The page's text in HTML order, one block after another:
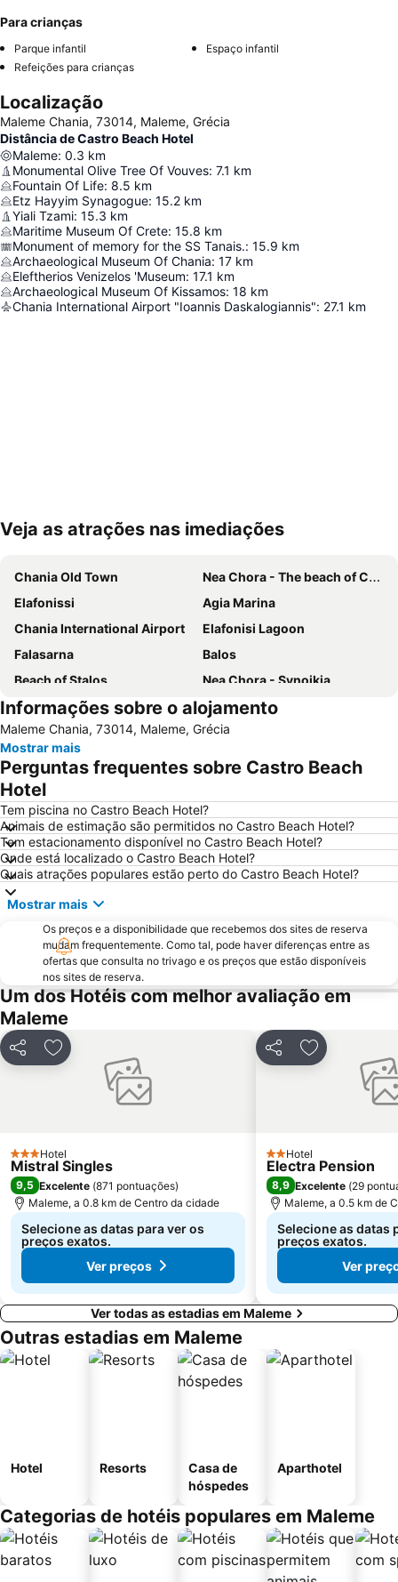
Para crianças
Parque infantil
Espaço infantil
Refeições para crianças
Localização
Maleme Chania, 73014, Maleme, Grécia
Distância de Castro Beach Hotel
Maleme: 0.3 km
Monumental Olive Tree Of Vouves: 7.1 km
Fountain Of Life: 8.5 km
Etz Hayyim Synagogue: 15.2 km
Yiali Tzami: 15.3 km
Maritime Museum Of Crete: 15.8 km
Monument of memory for the SS Tanais.: 15.9 km
Archaeological Museum Of Chania: 17 km
Eleftherios Venizelos 'Museum: 17.1 km
Archaeological Museum Of Kissamos: 18 km
Chania International Airport "Ioannis Daskalogiannis": 27.1 km
Ampliar mapa
Veja as atrações nas imediações
Chania Old Town
Nea Chora - The beach of Chania
Elafonissi
Agia Marina
Chania International Airport
Elafonisi Lagoon
Falasarna
Balos
Beach of Stalos
Nea Chora - Synoikia
Kolymbari
Lissos
Beach of Maleme
Halepa
Elafonisos
Kavros
Dikastiria
Kissamos Port
Almyrida
Georgioupolis
Lake Kournas
Giaourtoplimmira
Agii Apostoli
Topolia Gorge
Kiani Akti
Vamos Traditional Village
Informações sobre o alojamento
Maleme Chania, 73014, Maleme, Grécia
Mostrar mais
Perguntas frequentes sobre Castro Beach
Hotel
Tem piscina no Castro Beach Hotel?
Animais de estimação são permitidos no Castro Beach Hotel?
Tem estacionamento disponível no Castro Beach Hotel?
Onde está localizado o Castro Beach Hotel?
Quais atrações populares estão perto do Castro Beach Hotel?
Mostrar mais
Os preços e a disponibilidade que recebemos dos sites de reserva
mudam frequentemente. Como tal, pode haver diferenças entre as
ofertas que consulta no trivago e os preços que estão disponíveis
nos sites de reserva.
Um dos Hotéis com melhor avaliação em
Maleme
PartilharAdicionar aos favoritos
3 Estrelas
Hotel
Mistral Singles
9,5 Excelente (871 pontuações)
Maleme, a 0.8 km de Centro da cidade
Selecione as datas para ver os
preços exatos.
Ver preços
PartilharAdicionar
2 Estrelas
Hotel
Electra Pension
8,9 Excelente (29
Maleme, a 0.5 km de
Selecione as datas
preços exatos.
Ver
Ver todas as estadias em Maleme
Outras estadias em Maleme
Hotel Resorts
Casa de
hóspedes
Aparthotel
Categorias de hotéis populares em Maleme